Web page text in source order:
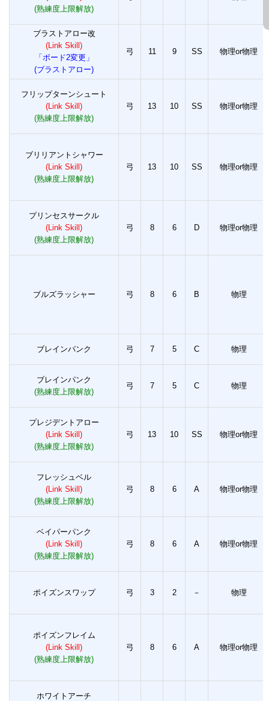
(熟練度上限解放)
ブラストアロー改
(Link Skill)
「ボード2変更」
(ブラストアロー)
弓 11 9 SS 物理or物理
フリップターンシュート
(Link Skill)
(熟練度上限解放)
弓 13 10 SS 物理or物理
ブリリアントシャワー
(Link Skill)
(熟練度上限解放)
弓 13 10 SS 物理or物理
プリンセスサークル
(Link Skill)
(熟練度上限解放)
弓 8 6 D 物理or物理
ブルズラッシャー 弓 8 6 B 物理
ブレインパンク 弓 7 5 C 物理
ブレインパンク
(熟練度上限解放)
弓 7 5 C 物理
プレジデントアロー
(Link Skill)
(熟練度上限解放)
弓 13 10 SS 物理or物理
フレッシュベル
(Link Skill)
(熟練度上限解放)
弓 8 6 A 物理or物理
ベイパーパンク
(Link Skill)
(熟練度上限解放)
弓 8 6 A 物理or物理
ポイズンスワップ 弓 3 2 － 物理
ポイズンフレイム
(Link Skill)
(熟練度上限解放)
弓 8 6 A 物理or物理
ホワイトアーチ